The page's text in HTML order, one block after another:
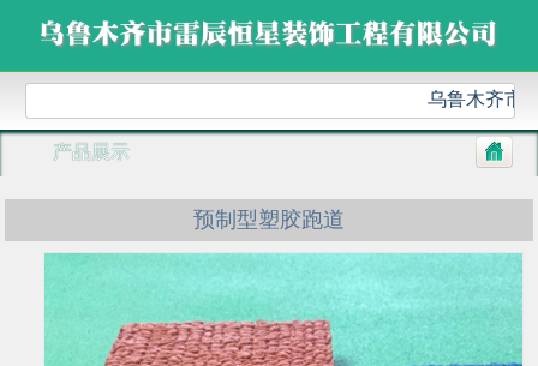
乌鲁木齐市
产品展示
预制型塑胶跑道